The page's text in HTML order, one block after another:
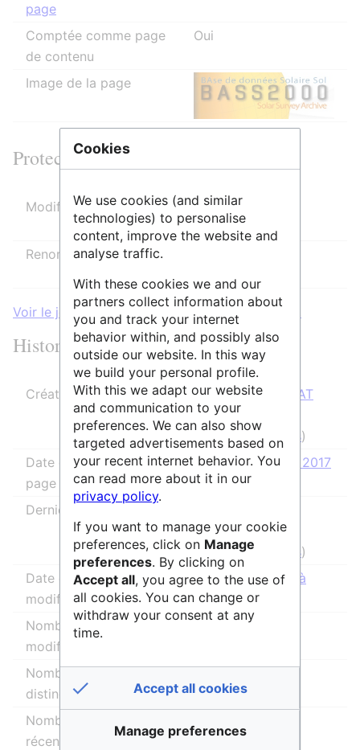
page
Comptée comme page
de contenu
Oui
Image de la page
Protection de la page
Modifier
Autoriser tous les utilisateurs
(infini)
Renommer
Autoriser tous les utilisateurs
Voir le journal des protections pour cette page.
Historique des modifications
Créateur de la page
V. REBOUILLAT
(discussion
contributions)
Date de création de la
page
4 septembre 2017
à 12:19
Dernier rédacteur
(discussion
contributions)
Date de la dernière
modification
17 juin 2026 à
15:29
Nombre total de
modifications
25
Nombre total d’auteurs
distincts
Nombre de modifications
récentes (dans les derniers
Cookies
We use cookies (and similar
technologies) to personalise
content, improve the website and
analyse traffic.
With these cookies we and our
partners collect information about
you and track your internet
behavior within, and possibly also
outside our website. In this way
we build your personal profile.
With this we adapt our website
and communication to your
preferences. We can also show
targeted advertisements based on
your recent internet behavior. You
can read more about it in our
privacy policy.
If you want to manage your cookie
preferences, click on Manage
preferences. By clicking on
Accept all, you agree to the use of
all cookies. You can change or
withdraw your consent at any
time.
Accept all cookies
Manage preferences